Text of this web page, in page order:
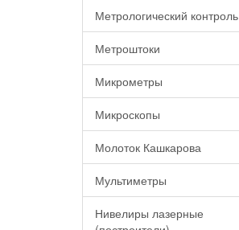
Метрологический контроль
Метроштоки
Микрометры
Микроскопы
Молоток Кашкарова
Мультиметры
Нивелиры лазерные